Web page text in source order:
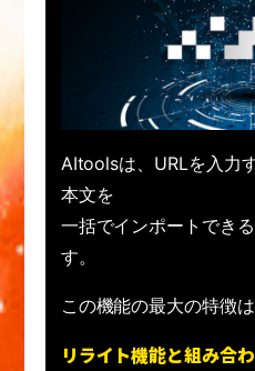
AItoolsは、URLを入力
本文を
一括でインポートでき
す。
この機能の最大の特徴は
リライト機能と組み合